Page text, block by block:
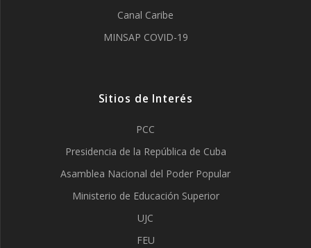
Canal Caribe
MINSAP COVID-19
Sitios de Interés
PCC
Presidencia de la República de Cuba
Asamblea Nacional del Poder Popular
Ministerio de Educación Superior
UJC
FEU